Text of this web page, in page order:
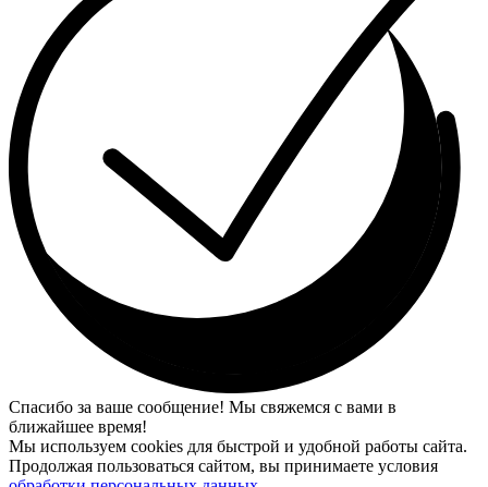
Спасибо за ваше сообщение! Мы свяжемся с вами в
ближайшее время!
Мы используем cookies для быстрой и удобной работы сайта.
Продолжая пользоваться сайтом, вы принимаете условия